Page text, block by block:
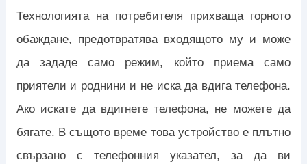
Технологията на потребителя прихваща горното
обаждане, предотвратява входящото му и може
да зададе само режим, който приема само
приятели и роднини и не иска да вдига телефона.
Ако искате да вдигнете телефона, не можете да
бягате. В същото време това устройство е плътно
свързано с телефонния указател, за да ви